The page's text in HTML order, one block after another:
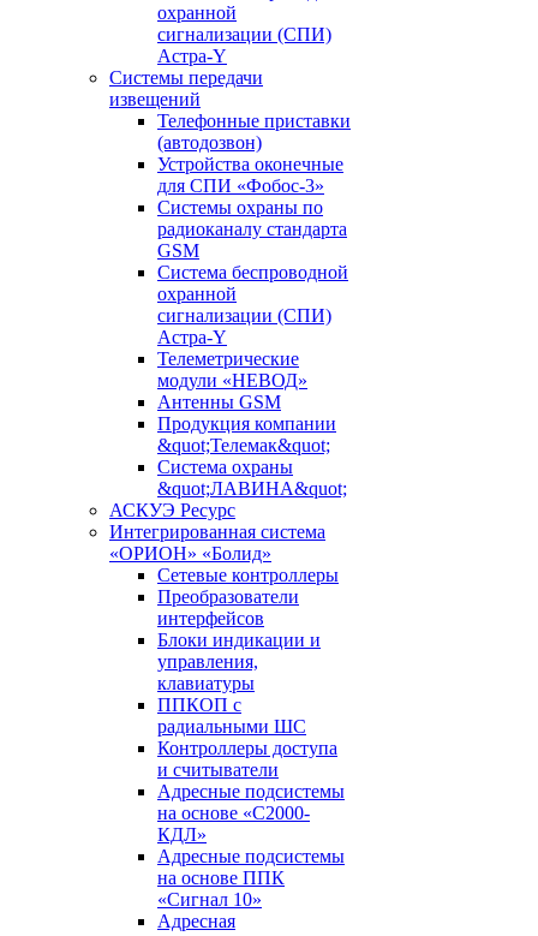
охранной
сигнализации (СПИ)
Астра-Y
Системы передачи
извещений
Телефонные приставки
(автодозвон)
Устройства оконечные
для СПИ «Фобос-3»
Системы охраны по
радиоканалу стандарта
GSM
Система беспроводной
охранной
сигнализации (СПИ)
Астра-Y
Телеметрические
модули «НЕВОД»
Антенны GSM
Продукция компании
&quot;Телемак&quot;
Система охраны
&quot;ЛАВИНА&quot;
АСКУЭ Ресурс
Интегрированная система
«ОРИОН» «Болид»
Сетевые контроллеры
Преобразователи
интерфейсов
Блоки индикации и
управления,
клавиатуры
ППКОП с
радиальными ШС
Контроллеры доступа
и считыватели
Адресные подсистемы
на основе «С2000-
КДЛ»
Адресные подсистемы
на основе ППК
«Сигнал 10»
Адресная